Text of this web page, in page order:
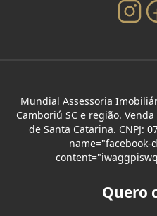
Mundial Assessoria
Camboriú SC e região.
de Santa Catarina. CNPJ:
Quero